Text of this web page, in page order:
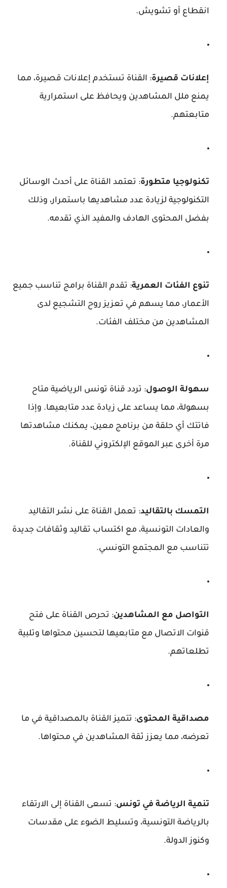
انقطاع أو تشويش.
إعلانات قصيرة: القناة تستخدم إعلانات قصيرة، مما
يمنع ملل المشاهدين ويحافظ على استمرارية
متابعتهم.
تكنولوجيا متطورة: تعتمد القناة على أحدث الوسائل
التكنولوجية لزيادة عدد مشاهديها باستمرار، وذلك
بفضل المحتوى الهادف والمفيد الذي تقدمه.
تنوع الفئات العمرية: تقدم القناة برامج تناسب جميع
الأعمار، مما يسهم في تعزيز روح التشجيع لدى
المشاهدين من مختلف الفئات.
سهولة الوصول: تردد قناة تونس الرياضية متاح
بسهولة، مما يساعد على زيادة عدد متابعيها. وإذا
فاتتك أي حلقة من برنامج معين، يمكنك مشاهدتها
مرة أخرى عبر الموقع الإلكتروني للقناة.
التمسك بالتقاليد: تعمل القناة على نشر التقاليد
والعادات التونسية، مع اكتساب تقاليد وثقافات جديدة
تتناسب مع المجتمع التونسي.
التواصل مع المشاهدين: تحرص القناة على فتح
قنوات الاتصال مع متابعيها لتحسين محتواها وتلبية
تطلعاتهم.
مصداقية المحتوى: تتميز القناة بالمصداقية في ما
تعرضه، مما يعزز ثقة المشاهدين في محتواها.
تنمية الرياضة في تونس: تسعى القناة إلى الارتقاء
بالرياضة التونسية، وتسليط الضوء على مقدسات
وكنوز الدولة.